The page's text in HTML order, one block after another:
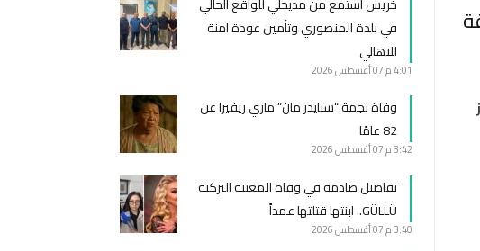
في بلدة المنصوري وتأمين عودة آمنة
للاهالي
4:01 م 07 أغسطس 2026
وفاة نجمة “سبايدر مان” ماري ريفيرا عن
82 عامًا
3:42 م 07 أغسطس 2026
تفاصيل صادمة في وفاة المغنية التركية
GÜLLÜ.. ابنتها قتلتها عمداً
3:40 م 07 أغسطس 2026